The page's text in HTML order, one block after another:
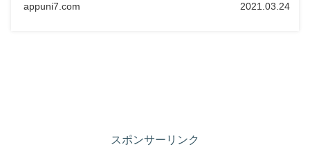
appuni7.com 2021.03.24
スポンサーリンク